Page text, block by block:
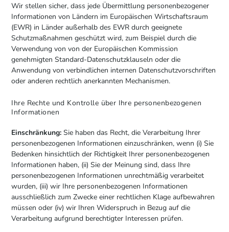
Wir stellen sicher, dass jede Übermittlung personenbezogener
Informationen von Ländern im Europäischen Wirtschaftsraum
(EWR) in Länder außerhalb des EWR durch geeignete
Schutzmaßnahmen geschützt wird, zum Beispiel durch die
Verwendung von von der Europäischen Kommission
genehmigten Standard-Datenschutzklauseln oder die
Anwendung von verbindlichen internen Datenschutzvorschriften
oder anderen rechtlich anerkannten Mechanismen.
Ihre Rechte und Kontrolle über Ihre personenbezogenen
Informationen
Einschränkung: Sie haben das Recht, die Verarbeitung Ihrer
personenbezogenen Informationen einzuschränken, wenn (i) Sie
Bedenken hinsichtlich der Richtigkeit Ihrer personenbezogenen
Informationen haben, (ii) Sie der Meinung sind, dass Ihre
personenbezogenen Informationen unrechtmäßig verarbeitet
wurden, (iii) wir Ihre personenbezogenen Informationen
ausschließlich zum Zwecke einer rechtlichen Klage aufbewahren
müssen oder (iv) wir Ihren Widerspruch in Bezug auf die
Verarbeitung aufgrund berechtigter Interessen prüfen.